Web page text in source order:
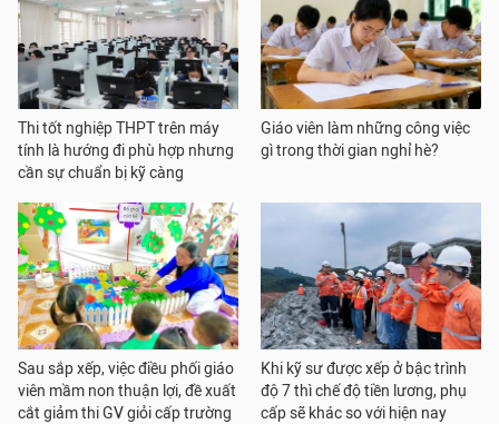
Thi tốt nghiệp THPT trên máy
tính là hướng đi phù hợp nhưng
cần sự chuẩn bị kỹ càng
Giáo viên làm những công việc
gì trong thời gian nghỉ hè?
Sau sắp xếp, việc điều phối giáo
viên mầm non thuận lợi, đề xuất
cắt giảm thi GV giỏi cấp trường
Khi kỹ sư được xếp ở bậc trình
độ 7 thì chế độ tiền lương, phụ
cấp sẽ khác so với hiện nay